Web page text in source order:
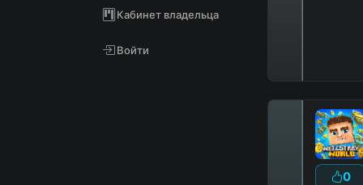
Кабинет владельца
Войти
0